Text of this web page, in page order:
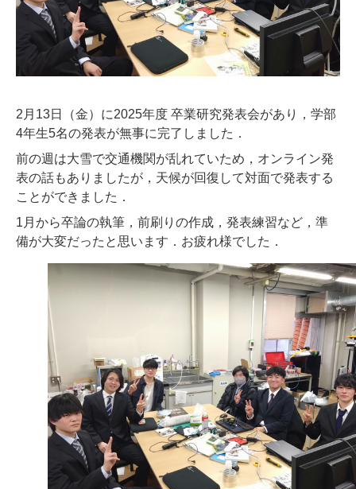
2月13日（金）に2025年度 卒業研究発表会があり，学部
4年生5名の発表が無事に完了しました．
前の週は大雪で交通機関が乱れていため，オンライン発
表の話もありましたが，天候が回復して対面で発表する
ことができました．
1月から卒論の執筆，前刷りの作成，発表練習など，準
備が大変だったと思います．お疲れ様でした．